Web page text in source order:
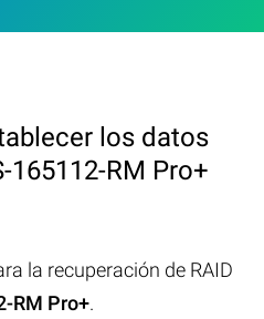
los datos
165112-RM Pro+
la recuperación de RAID
RM Pro+.